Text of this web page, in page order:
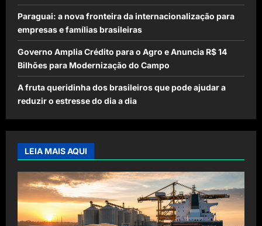
Paraguai: a nova fronteira da internacionalização para
empresas e famílias brasileiras
Governo Amplia Crédito para o Agro e Anuncia R$ 14
Bilhões para Modernização do Campo
A fruta queridinha dos brasileiros que pode ajudar a
reduzir o estresse do dia a dia
LEIA MAIS AQUI